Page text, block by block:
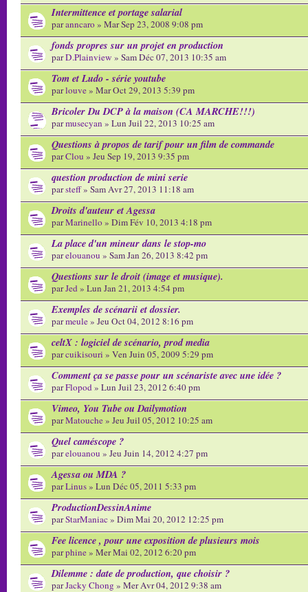
Intermittence et portage salarial
paranncaro» Mar Sep 23, 2008 9:08 pm
fonds propres sur un projet en production
parD.Plainview » Sam Déc 07, 2013 10:35 am
Tom et Ludo - série youtube
parlouve» Mar Oct 29, 2013 5:39 pm
Bricoler Du DCP à la maison (CA MARCHE!!!)
parmusecyan » Lun Juil 22, 2013 10:25 am
Questions à propos de tarif pour un film de commande
parClou » Jeu Sep 19, 2013 9:35 pm
question production de mini serie
parsteff» Sam Avr 27, 2013 11:18 am
Droits d'auteur et Agessa
parMarinello» Dim Fév 10, 2013 4:18 pm
La place d'un mineur dans le stop-mo
parelouanou » Sam Jan 26, 2013 8:42 pm
Questions sur le droit (image et musique).
parJed» Lun Jan 21, 2013 4:54 pm
Exemples de scénarii et dossier.
parmeule» Jeu Oct 04, 2012 8:16 pm
celtX : logiciel de scénario, prod media
parcuikisouri » Ven Juin 05, 2009 5:29 pm
Comment ça se passe pour un scénariste avec une idée ?
parFlopod» Lun Juil 23, 2012 6:40 pm
Vimeo, You Tube ou Dailymotion
parMatouche» Jeu Juil 05, 2012 10:25 am
Quel caméscope ?
parelouanou » Jeu Juin 14, 2012 4:27 pm
Agessa ou MDA ?
parLinus» Lun Déc 05, 2011 5:33 pm
ProductionDessinAnime
parStarManiac» Dim Mai 20, 2012 12:25 pm
Fee licence , pour une exposition de plusieurs mois
parphine» Mer Mai 02, 2012 6:20 pm
Dilemme : date de production, que choisir ?
parJacky Chong » Mer Avr 04, 2012 9:38 am